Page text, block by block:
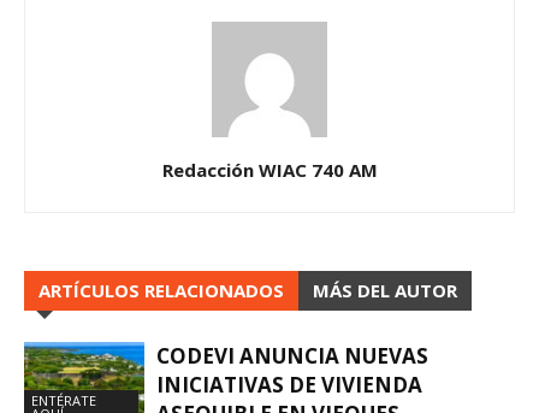
Redacción WIAC 740 AM
ARTÍCULOS RELACIONADOS MÁS DEL AUTOR
ENTÉRATE
CODEVI ANUNCIA NUEVAS
INICIATIVAS DE VIVIENDA